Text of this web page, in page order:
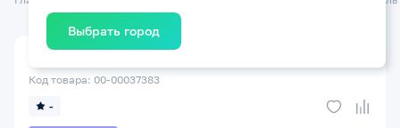
Выбрать город
-
Код товара: 00-00037383